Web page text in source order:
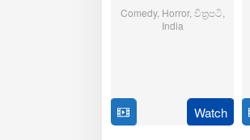
Comedy, Horror, චිත්‍රපටි
India
Watch